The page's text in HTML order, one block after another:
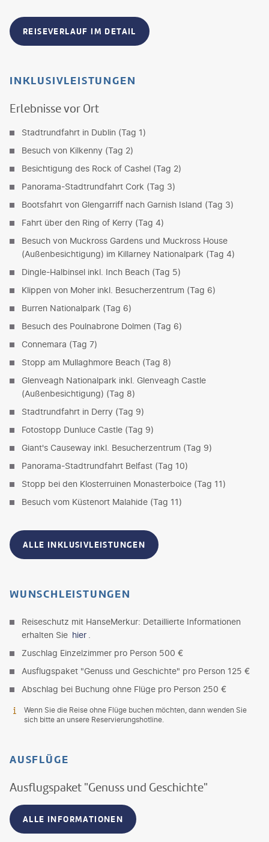
REISEVERLAUF IM DETAIL
INKLUSIVLEISTUNGEN
Erlebnisse vor Ort
Stadtrundfahrt in Dublin (Tag 1)
Besuch von Kilkenny (Tag 2)
Besichtigung des Rock of Cashel (Tag 2)
Panorama-Stadtrundfahrt Cork (Tag 3)
Bootsfahrt von Glengarriff nach Garnish Island (Tag 3)
Fahrt über den Ring of Kerry (Tag 4)
Besuch von Muckross Gardens und Muckross House
(Außenbesichtigung) im Killarney Nationalpark (Tag 4)
Dingle-Halbinsel inkl. Inch Beach (Tag 5)
Klippen von Moher inkl. Besucherzentrum (Tag 6)
Burren Nationalpark (Tag 6)
Besuch des Poulnabrone Dolmen (Tag 6)
Connemara (Tag 7)
Stopp am Mullaghmore Beach (Tag 8)
Glenveagh Nationalpark inkl. Glenveagh Castle
(Außenbesichtigung) (Tag 8)
Stadtrundfahrt in Derry (Tag 9)
Fotostopp Dunluce Castle (Tag 9)
Giant's Causeway inkl. Besucherzentrum (Tag 9)
Panorama-Stadtrundfahrt Belfast (Tag 10)
Stopp bei den Klosterruinen Monasterboice (Tag 11)
Besuch vom Küstenort Malahide (Tag 11)
ALLE INKLUSIVLEISTUNGEN
WUNSCHLEISTUNGEN
Reiseschutz mit HanseMerkur: Detaillierte Informationen
erhalten Sie hier
Zuschlag Einzelzimmer pro Person 500 €
Ausflugspaket "Genuss und Geschichte" pro Person 125 €
Abschlag bei Buchung ohne Flüge pro Person 250 €
Wenn Sie die Reise ohne Flüge buchen möchten, dann wenden Sie
sich bitte an unsere Reservierungshotline.
AUSFLÜGE
Ausflugspaket "Genuss und Geschichte"
ALLE INFORMATIONEN